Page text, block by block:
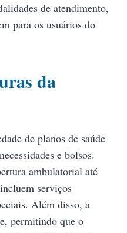
de atendimento,
para os usuários do
da
de planos de saúde
e bolsos.
ambulatorial até
serviços
Além disso, a
permitindo que o